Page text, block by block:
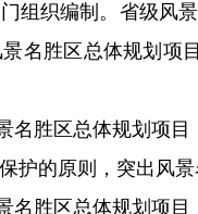
组织编制。省级风
名胜区总体规划
名胜区总体规划项
护的原则，突出风
名胜区总体规划项